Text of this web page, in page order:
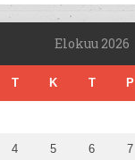
Elokuu 2026
T K T P
4 5 6 7